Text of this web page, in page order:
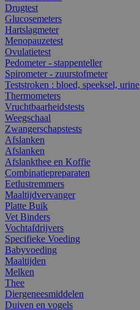
Drugtest
Glucosemeters
Hartslagmeter
Menopauzetest
Ovulatietest
Pedometer - stappenteller
Spirometer - zuurstofmeter
Teststroken : bloed, speeksel, urine
Thermometers
Vruchtbaarheidstests
Weegschaal
Zwangerschapstests
Afslanken
Afslanken
Afslankthee en Koffie
Combinatiepreparaten
Eetlustremmers
Maaltijdvervanger
Platte Buik
Vet Binders
Vochtafdrijvers
Specifieke Voeding
Babyvoeding
Maaltijden
Melken
Thee
Diergeneesmiddelen
Duiven en vogels